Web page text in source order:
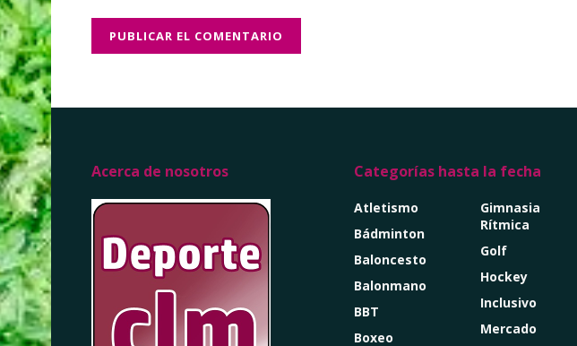
Acerca de nosotros Categorías hasta la fecha
Atletismo
Bádminton
Baloncesto
Balonmano
BBT
Boxeo
Gimnasia
Rítmica
Golf
Hockey
Inclusivo
Mercado